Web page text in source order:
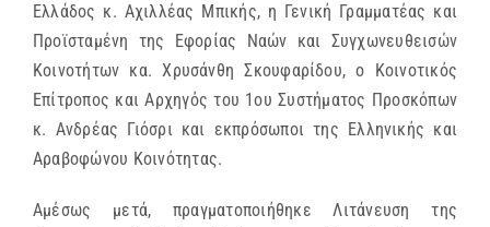
Ελλάδος κ. Αχιλλέας Μπικής, η Γενική Γραμματέας και
Προϊσταμένη της Εφορίας Ναών και Συγχωνευθεισών
Κοινοτήτων κα. Χρυσάνθη Σκουφαρίδου, ο Κοινοτικός
Επίτροπος και Αρχηγός του 1ου Συστήματος Προσκόπων
κ. Ανδρέας Γιόσρι και εκπρόσωποι της Ελληνικής και
Αραβοφώνου Κοινότητας.
Αμέσως μετά, πραγματοποιήθηκε Λιτάνευση της